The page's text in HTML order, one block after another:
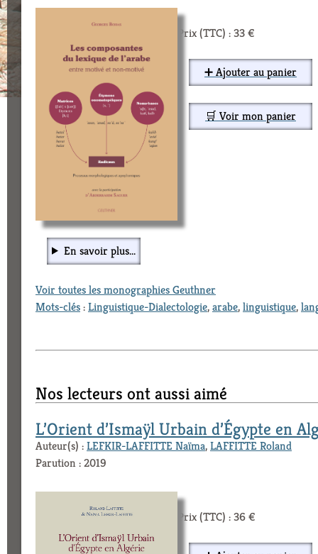
Prix (TTC) : 33 €
➕ Ajouter au panier
🛒 Voir mon panier
En savoir plus...
Voir toutes les monographies Geuthner
Mots-clés:Linguistique-Dialectologie,arabe,linguistique,
Nos lecteurs ont aussi aimé
L’Orient d’Ismaÿl Urbain d’Égypte en
Auteur(s) :LEFKIR-LAFFITTE Naïma,LAFFITTE Roland
Parution : 2019
Prix (TTC) : 36 €